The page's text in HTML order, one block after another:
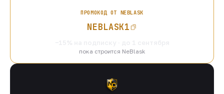
ПРОМОКОД ОТ NEBLASK
NEBLASK1
пока строится NeBlask